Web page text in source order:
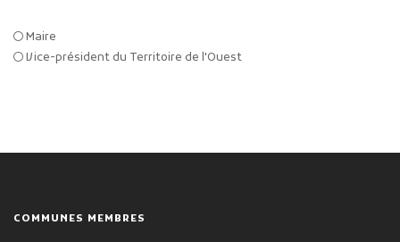
Maire
Vice-président du Territoire de l'Ouest
COMMUNES MEMBRES